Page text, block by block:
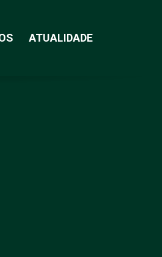
ATUALIDADE